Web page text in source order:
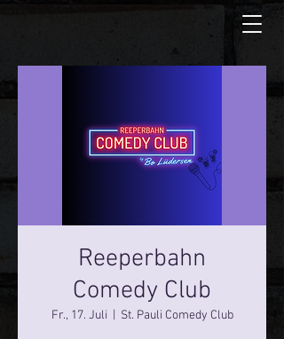
Reeperbahn
Comedy Club
Fr., 17. Juli St. Pauli Comedy Club